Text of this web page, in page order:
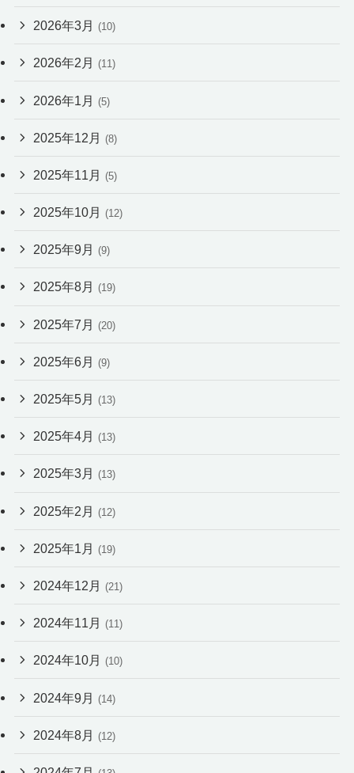
2026年3月 (10)
2026年2月 (11)
2026年1月 (5)
2025年12月 (8)
2025年11月 (5)
2025年10月 (12)
2025年9月 (9)
2025年8月 (19)
2025年7月 (20)
2025年6月 (9)
2025年5月 (13)
2025年4月 (13)
2025年3月 (13)
2025年2月 (12)
2025年1月 (19)
2024年12月 (21)
2024年11月 (11)
2024年10月 (10)
2024年9月 (14)
2024年8月 (12)